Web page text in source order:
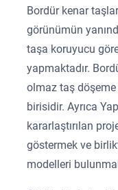
Bordür kenar
görünümün
taşa koruyucu
yapmaktadır.
olmaz taş
birisidir. Ayrıca
kararlaştırılan
göstermek ve
modelleri